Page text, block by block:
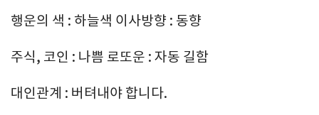
행운의 색 : 하늘색 이사방향 : 동향
주식, 코인 : 나쁨 로또운 : 자동 길함
대인관계 : 버텨내야 합니다.